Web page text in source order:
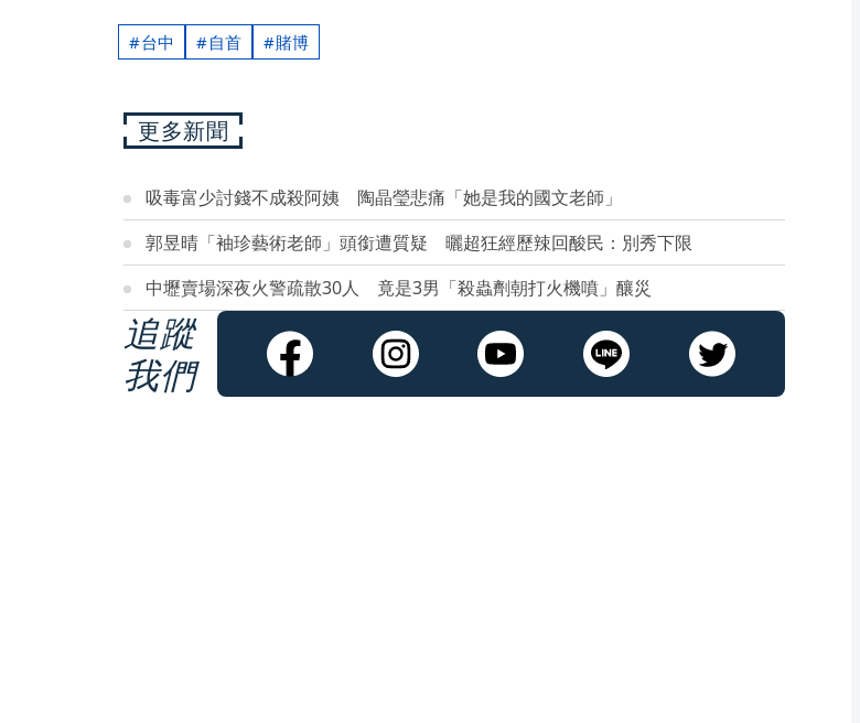
台中 自首 賭博
更多新聞
吸毒富少討錢不成殺阿姨 陶晶瑩悲痛「她是我的國文老師」
郭昱晴「袖珍藝術老師」頭銜遭質疑 曬超狂經歷辣回酸民：別秀下限
中壢賣場深夜火警疏散30人 竟是3男「殺蟲劑朝打火機噴」釀災
追蹤
我們